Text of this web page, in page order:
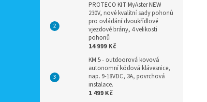
PROTECO KIT MyAster NEW
230V, nové kvalitní sady pohonů
pro ovládání dvoukřídlové
vjezdové brány, 4 velikosti
pohonů
14 999 Kč
KM 5 - outdoorová kovová
autonomní kódová klávesnice,
nap. 9-18VDC, 3A, povrchová
instalace.
1 499 Kč